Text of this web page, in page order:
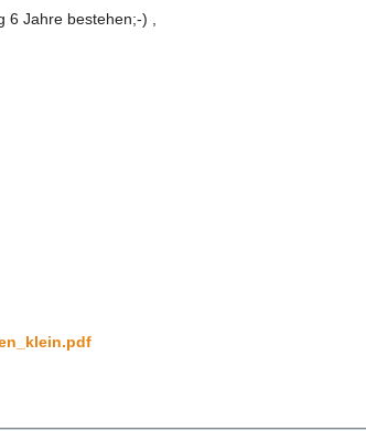
6 Jahre bestehen;-) ,